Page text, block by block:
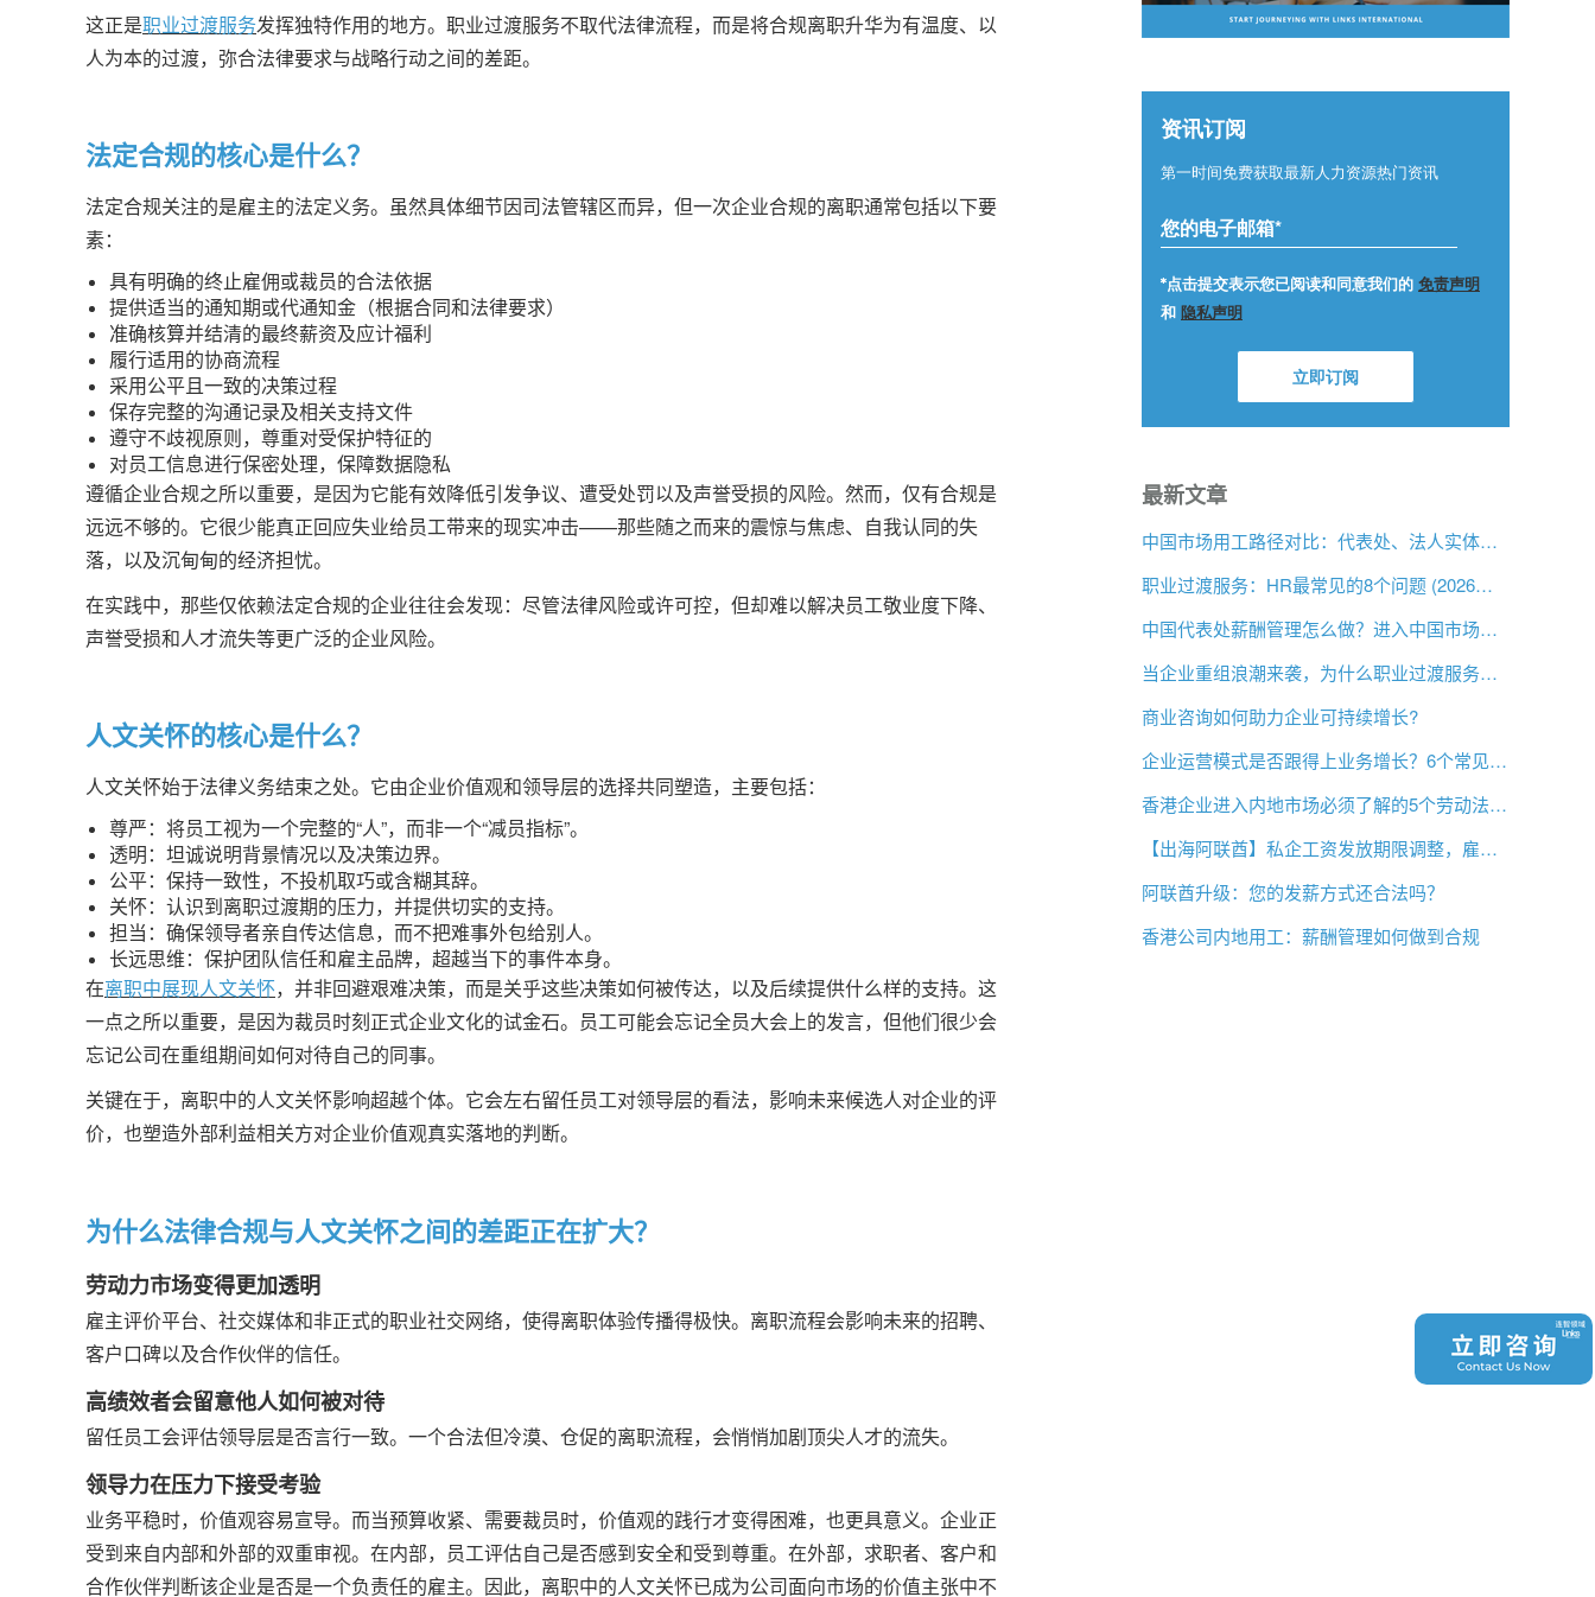
这正是职业过渡服务发挥独特作用的地方。职业过渡服务不取代法律流程，而是将合规离职升华为有温度、以
人为本的过渡，弥合法律要求与战略行动之间的差距。
法定合规的核心是什么？
法定合规关注的是雇主的法定义务。虽然具体细节因司法管辖区而异，但一次企业合规的离职通常包括以下要
素：
具有明确的终止雇佣或裁员的合法依据
提供适当的通知期或代通知金（根据合同和法律要求）
准确核算并结清的最终薪资及应计福利
履行适用的协商流程
采用公平且一致的决策过程
保存完整的沟通记录及相关支持文件
遵守不歧视原则，尊重对受保护特征的
对员工信息进行保密处理，保障数据隐私
遵循企业合规之所以重要，是因为它能有效降低引发争议、遭受处罚以及声誉受损的风险。然而，仅有合规是
远远不够的。它很少能真正回应失业给员工带来的现实冲击——那些随之而来的震惊与焦虑、自我认同的失
落，以及沉甸甸的经济担忧。
在实践中，那些仅依赖法定合规的企业往往会发现：尽管法律风险或许可控，但却难以解决员工敬业度下降、
声誉受损和人才流失等更广泛的企业风险。
人文关怀的核心是什么？
人文关怀始于法律义务结束之处。它由企业价值观和领导层的选择共同塑造，主要包括：
尊严：将员工视为一个完整的“人”，而非一个“减员指标”。
透明：坦诚说明背景情况以及决策边界。
公平：保持一致性，不投机取巧或含糊其辞。
关怀：认识到离职过渡期的压力，并提供切实的支持。
担当：确保领导者亲自传达信息，而不把难事外包给别人。
长远思维：保护团队信任和雇主品牌，超越当下的事件本身。
在离职中展现人文关怀，并非回避艰难决策，而是关乎这些决策如何被传达，以及后续提供什么样的支持。这
一点之所以重要，是因为裁员时刻正式企业文化的试金石。员工可能会忘记全员大会上的发言，但他们很少会
忘记公司在重组期间如何对待自己的同事。
关键在于，离职中的人文关怀影响超越个体。它会左右留任员工对领导层的看法，影响未来候选人对企业的评
价，也塑造外部利益相关方对企业价值观真实落地的判断。
为什么法律合规与人文关怀之间的差距正在扩大？
劳动力市场变得更加透明
雇主评价平台、社交媒体和非正式的职业社交网络，使得离职体验传播得极快。离职流程会影响未来的招聘、
客户口碑以及合作伙伴的信任。
高绩效者会留意他人如何被对待
留任员工会评估领导层是否言行一致。一个合法但冷漠、仓促的离职流程，会悄悄加剧顶尖人才的流失。
领导力在压力下接受考验
业务平稳时，价值观容易宣导。而当预算收紧、需要裁员时，价值观的践行才变得困难，也更具意义。企业正
受到来自内部和外部的双重审视。在内部，员工评估自己是否感到安全和受到尊重。在外部，求职者、客户和
合作伙伴判断该企业是否是一个负责任的雇主。因此，离职中的人文关怀已成为公司面向市场的价值主张中不
最新文章
中国市场用工路径对比：代表处、法人实体与 EOR，企业该如何选择？
职业过渡服务：HR最常见的8个问题 (2026年版)
中国代表处薪酬管理怎么做？进入中国市场前的用工指南
当企业重组浪潮来袭，为什么职业过渡服务比以往更重要？
商业咨询如何助力企业可持续增长?
企业运营模式是否跟得上业务增长？6个常见信号
香港企业进入内地市场必须了解的5个劳动法差异
【出海阿联酋】私企工资发放期限调整，雇主薪酬管理需要关注什么？
阿联酋升级：您的发薪方式还合法吗？
香港公司内地用工：薪酬管理如何做到合规